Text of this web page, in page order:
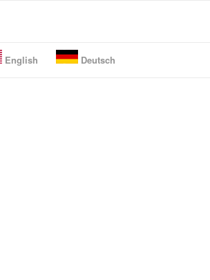
English Deutsch